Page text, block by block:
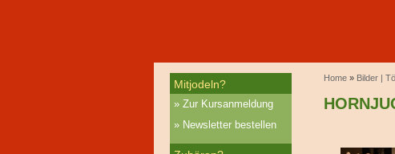
Mitjodeln?
Zur Kursanmeldung
Newsletter bestellen
Home » Bilder |